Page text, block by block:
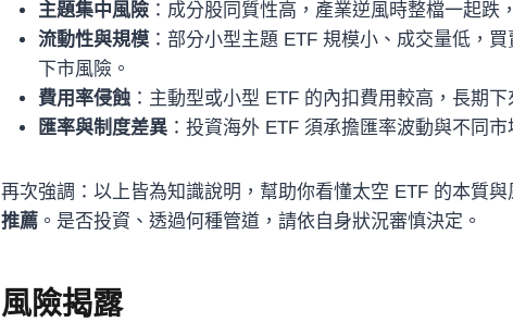
主題集中風險 ：成分股同質性高，產業逆風時整檔一起跌
流動性與規模 ：部分小型主題 ETF 規模小、成交量低，
下市風險。
費用率侵蝕 ：主動型或小型 ETF 的內扣費用較高，長期下
匯率與制度差異 ：投資海外 ETF 須承擔匯率波動與不同市
再次強調：以上皆為知識說明，幫助你看懂太空 ETF 的本質與
推薦 。是否投資、透過何種管道，請依自身狀況審慎決定。
風險揭露